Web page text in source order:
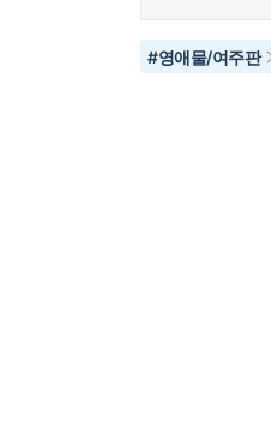
#영애물/여주판